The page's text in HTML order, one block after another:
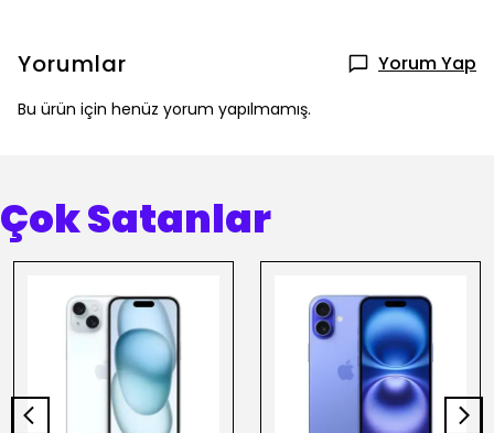
Yorumlar Yorum Yap
Bu ürün için henüz yorum yapılmamış.
Çok Satanlar